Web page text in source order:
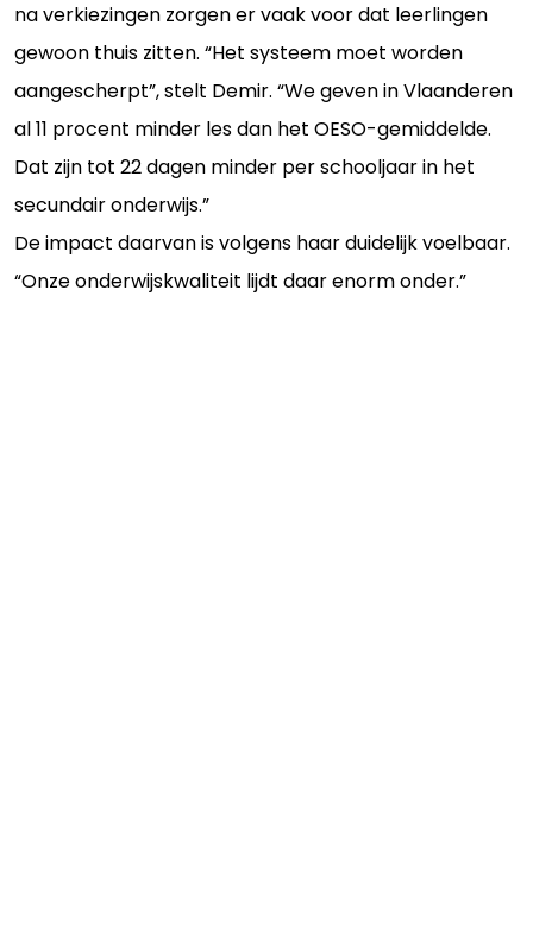
na verkiezingen zorgen er vaak voor dat leerlingen
gewoon thuis zitten. “Het systeem moet worden
aangescherpt”, stelt Demir. “We geven in Vlaanderen
al 11 procent minder les dan het OESO-gemiddelde.
Dat zijn tot 22 dagen minder per schooljaar in het
secundair onderwijs.”
De impact daarvan is volgens haar duidelijk voelbaar.
“Onze onderwijskwaliteit lijdt daar enorm onder.”